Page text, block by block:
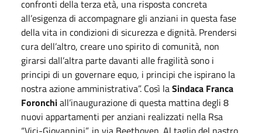
confronti della terza età, una risposta concreta
all’esigenza di accompagnare gli anziani in questa fase
della vita in condizioni di sicurezza e dignità. Prendersi
cura dell’altro, creare uno spirito di comunità, non
girarsi dall’altra parte davanti alle fragilità sono i
principi di un governare equo, i principi che ispirano la
nostra azione amministrativa”. Così laSindaca Franca
Foronchiall’inaugurazione di questa mattina degli 8
nuovi appartamenti per anziani realizzati nella Rsa